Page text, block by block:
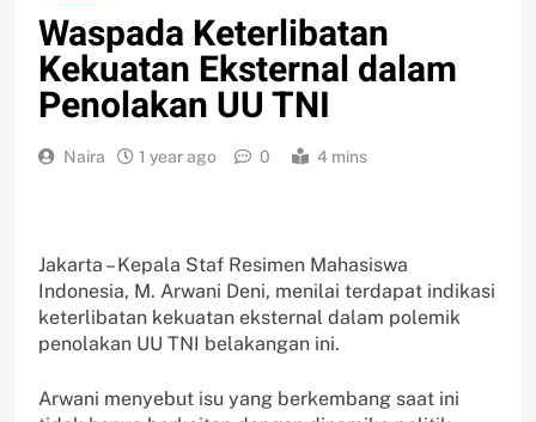
Waspada Keterlibatan
Kekuatan Eksternal dalam
Penolakan UU TNI
Naira 1 year ago 0 4 mins
Jakarta – Kepala Staf Resimen Mahasiswa
Indonesia, M. Arwani Deni, menilai terdapat indikasi
keterlibatan kekuatan eksternal dalam polemik
penolakan UU TNI belakangan ini.
Arwani menyebut isu yang berkembang saat ini